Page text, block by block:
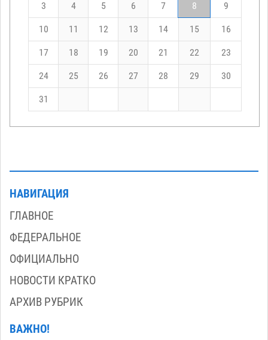
3 4 5 6 7 8 9
10 11 12 13 14 15 16
17 18 19 20 21 22 23
24 25 26 27 28 29 30
31
НАВИГАЦИЯ
ГЛАВНОЕ
ФЕДЕРАЛЬНОЕ
ОФИЦИАЛЬНО
НОВОСТИ КРАТКО
АРХИВ РУБРИК
ВАЖНО!